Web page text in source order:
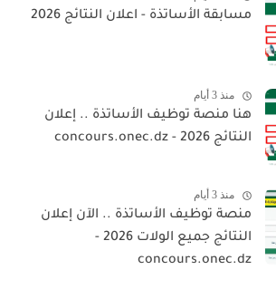
مسابقة الأساتذة - اعلان النتائج 2026
منذ 3 أيام
هنا منصة توظيف الأساتذة .. إعلان
النتائج 2026 - concours.onec.dz
منذ 3 أيام
منصة توظيف الأساتذة .. الآن إعلان
النتائج جميع الولات 2026 -
concours.onec.dz